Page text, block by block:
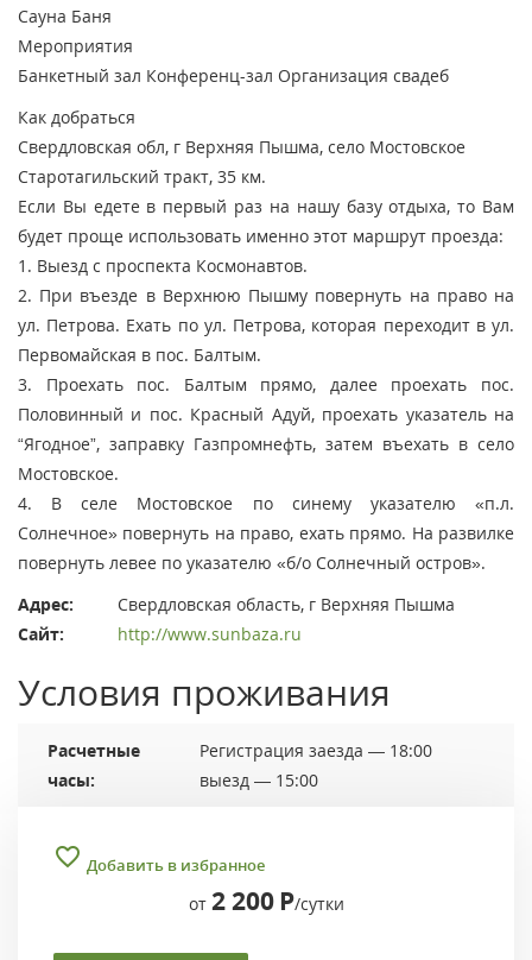
Сауна Баня
Мероприятия
Банкетный зал Конференц-зал Организация свадеб
Как добраться
Свердловская обл, г Верхняя Пышма, село Мостовское
Старотагильский тракт, 35 км.
Если Вы едете в первый раз на нашу базу отдыха, то Вам
будет проще использовать именно этот маршрут проезда:
1. Выезд с проспекта Космонавтов.
2. При въезде в Верхнюю Пышму повернуть на право на
ул. Петрова. Ехать по ул. Петрова, которая переходит в ул.
Первомайская в пос. Балтым.
3. Проехать пос. Балтым прямо, далее проехать пос.
Половинный и пос. Красный Адуй, проехать указатель на
“Ягодное”, заправку Газпромнефть, затем въехать в село
Мостовское.
4. В селе Мостовское по синему указателю «п.л.
Солнечное» повернуть на право, ехать прямо. На развилке
повернуть левее по указателю «б/о Солнечный остров».
Адрес:
Свердловская область, г Верхняя Пышма
Сайт:
http://www.sunbaza.ru
Условия проживания
Расчетные
часы:
Регистрация заезда — 18:00
выезд — 15:00
Добавить в избранное
от 2 200 Р/сутки